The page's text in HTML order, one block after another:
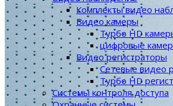
Комплекты видео
Видео камеры
Турбо HD
цифровые
Видео регистраторы
Сетевые видео
Турбо HD
Системы контроля доступа